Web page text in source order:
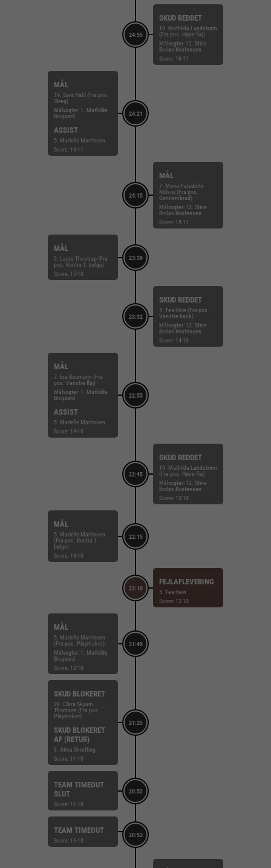
24:55
SKUD REDDET
10. Mathilda Lundstrøm
(Fra pos. Højre fløj)
Målvogter: 12. Stine
Broløs Kristensen
Score: 16-11
24:21
MÅL
19. Sara Hald (Fra pos.
Streg)
Målvogter: 1. Mathilde
Bisgaard
ASSIST
5. Marielle Martinsen
Score: 16-11
24:15
MÅL
7. Maria Palsdottir
Nólsoy (Fra pos.
Gennembrud)
Målvogter: 12. Stine
Broløs Kristensen
Score: 15-11
23:39
MÅL
9. Laura Thestrup (Fra
pos. Kontra 1. bølge)
Score: 15-10
23:32
SKUD REDDET
5. Tea Hein (Fra pos.
Venstre back)
Målvogter: 12. Stine
Broløs Kristensen
Score: 14-10
22:55
MÅL
7. Era Baumann (Fra
pos. Venstre fløj)
Målvogter: 1. Mathilde
Bisgaard
ASSIST
5. Marielle Martinsen
Score: 14-10
22:45
SKUD REDDET
10. Mathilda Lundstrøm
(Fra pos. Højre fløj)
Målvogter: 12. Stine
Broløs Kristensen
Score: 13-10
22:15
MÅL
5. Marielle Martinsen
(Fra pos. Kontra 1.
bølge)
Score: 13-10
22:10
FEJLAFLEVERING
5. Tea Hein
Score: 12-10
21:45
MÅL
5. Marielle Martinsen
(Fra pos. Playmaker)
Målvogter: 1. Mathilde
Bisgaard
Score: 12-10
21:25
SKUD BLOKERET
28. Clara Skyum
Thomsen (Fra pos.
Playmaker)
SKUD BLOKERET
AF (RETUR)
3. Alma Skretting
Score: 11-10
20:52
TEAM TIMEOUT
SLUT
Score: 11-10
20:52
TEAM TIMEOUT
Score: 11-10